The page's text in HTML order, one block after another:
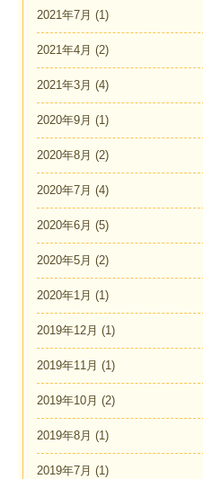
2021年7月 (1)
2021年4月 (2)
2021年3月 (4)
2020年9月 (1)
2020年8月 (2)
2020年7月 (4)
2020年6月 (5)
2020年5月 (2)
2020年1月 (1)
2019年12月 (1)
2019年11月 (1)
2019年10月 (2)
2019年8月 (1)
2019年7月 (1)